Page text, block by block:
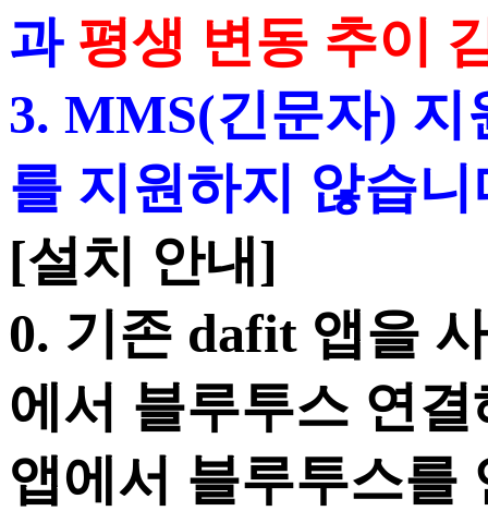
과평생 변동 추이
3. MMS(긴문자)
를 지원하지 않습니
[설치 안내]
0. 기존 dafit 앱을
에서 블루투스 연
앱에서 블루투스를